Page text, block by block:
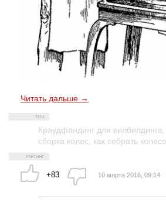
Читать дальше →
Краудфандинг для вилбилдинга
сборка колес
как собрать
+83 10 марта 2016, 09:14